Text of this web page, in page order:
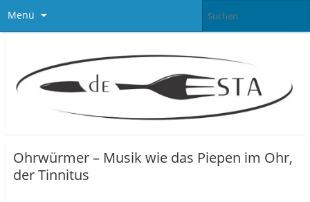
Menü
Ohrwürmer – Musik wie das Piepen im Ohr,
der Tinnitus